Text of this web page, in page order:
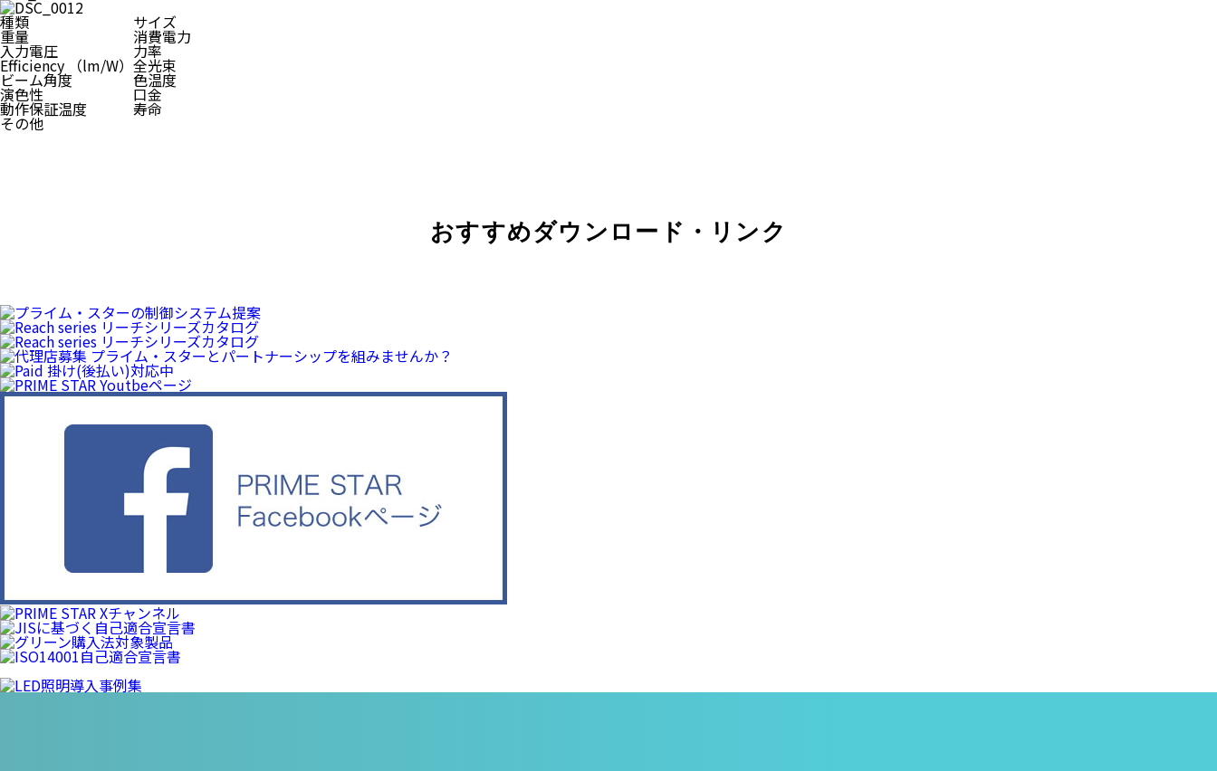
種類
サイズ
重量 消費電力
入力電圧 力率
Efficiency （lm/W） 全光束
ビーム角度 色温度
演色性 口金
動作保証温度 寿命
その他
おすすめダウンロード・リンク